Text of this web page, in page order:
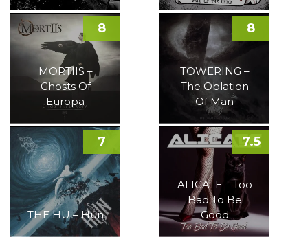
MORTIIS –
Ghosts Of
Europa
8
TOWERING –
The Oblation
Of Man
8
THE HU – Hun
7
ALICATE – Too
Bad To Be
Good
7.5